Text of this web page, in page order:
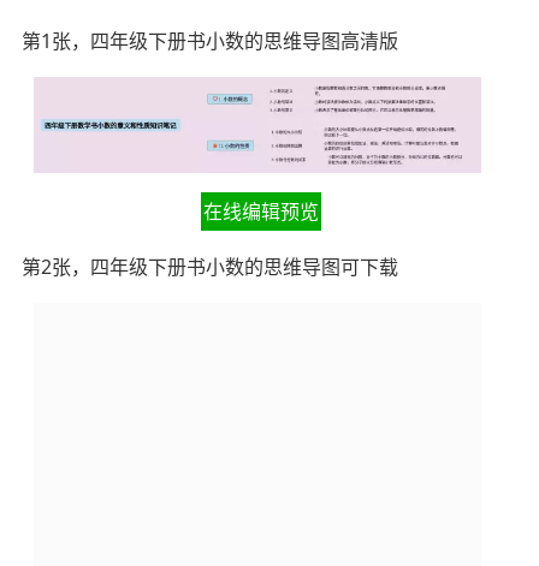
第1张，四年级下册书小数的思维导图高清版
在线编辑预览
第2张，四年级下册书小数的思维导图可下载